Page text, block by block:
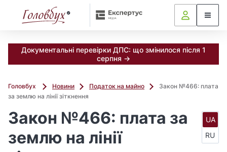
Документальні перевірки ДПС: що змінилося після 1
серпня →
Головбух Новини Податок на майно
Закон №466: плата
за землю на лінії зіткнення
Закон №466: плата за
землю на лінії
UA
RU